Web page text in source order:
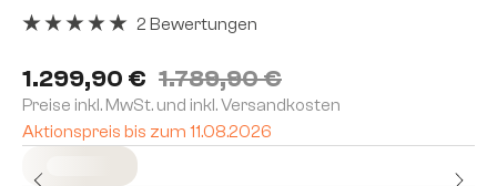
1.299,90 € 1.789,90 €
Preise inkl. MwSt. und inkl. Versandkosten
Aktionspreis bis zum 11.08.2026
2 Bewertungen